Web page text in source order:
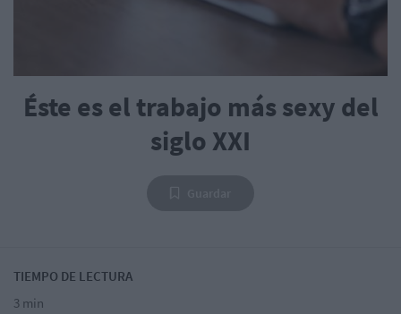
Éste es el trabajo más sexy del
siglo XXI
TIEMPO DE LECTURA
3 min